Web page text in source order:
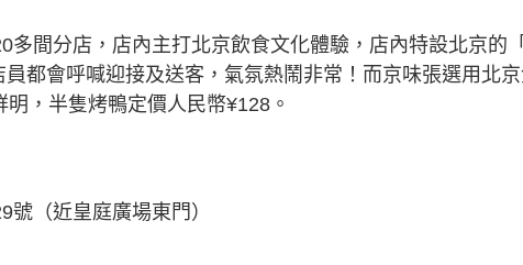
多間分店，店內主打北京飲食文化體驗，店內特設北京的
都會呼喊迎接及送客，氣氛熱鬧非常！而京味張選用北
，半隻烤鴨定價人民幣¥128。
（近皇庭廣場東門）